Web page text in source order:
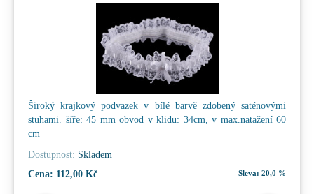
Široký krajkový podvazek v bílé barvě zdobený saténovými
stuhami. šíře: 45 mm obvod v klidu: 34cm, v max.natažení 60
cm
Dostupnost: Skladem
Cena: 112,00 Kč Sleva: 20,0 %